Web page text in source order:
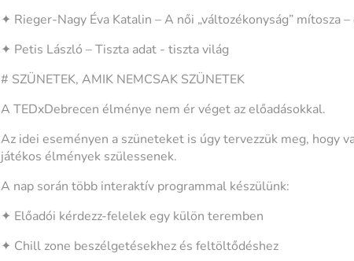
✦ Rieger-Nagy Éva Katalin – A női „változékonyság” mítosza
✦ Petis László – Tiszta adat - tiszta világ
# SZÜNETEK, AMIK NEMCSAK SZÜNETEK
A TEDxDebrecen élménye nem ér véget az előadásokkal.
Az idei eseményen a szüneteket is úgy tervezzük meg, hogy
játékos élmények szülessenek.
A nap során több interaktív programmal készülünk:
✦ Előadói kérdezz-felelek egy külön teremben
✦ Chill zone beszélgetésekhez és feltöltődéshez